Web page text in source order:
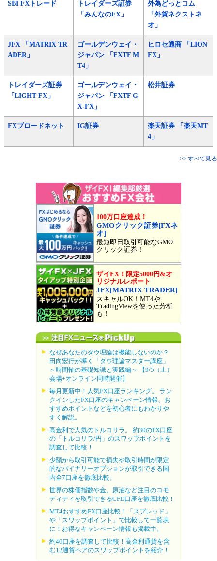
SBI FXトレード
トレイダーズ証券
「みんなのFX」
外為どっとコム
「外貨ネクストネ
オ」
JFX 「MATRIX TR
ADER」
ゴールデンウェイ・
ジャパン 「FXTF M
T4」
ヒロセ通商 「LION
FX」
トレイダーズ証券
「LIGHT FX」
ゴールデンウェイ・
ジャパン 「FXTF G
X-FX」
松井証券
FXブロードネット IG証券
楽天証券 「楽天MT
4」
>> すべて見る
100万口座達成！
GMOクリック証券[FXネ
オ]
最短即日取引可能なGMO
クリック証券！
ザイFX！限定5000円&オ
リジナルレポート
JFX[MATRIX TRADER]
スキャルOK！MT4や
TradingViewを使った分析
も！
なぜあなたのダウ理論は機能しないのか？
田向宏行が導く「ダウ理論マスター講座」
～時間軸の基礎知識と実践編～ 【9/5（土）
会場+オンライン同時開催】
毎月更新中！人気FX口座ランキング。 ラン
クインしたFX口座のキャンペーン情報、お
すすめポイントなどを初心者にもわかりや
すく解説。
高金利で人気のトルコリラ。 約30のFX口座
の「トルコリラ/円」のスワップポイントを
調査して比較！
少額から取引可能で損失や取引時間が限定
的なバイナリーオプションが取引できる国
内全7口座を徹底比較。
世界の株価指数や金、原油など注目のコモ
ディティを取引できるCFD口座を徹底比較！
MT4おすすめFX口座比較！「スプレッド」
や「スワップポイント」で比較して一覧表
に！お得なキャンペーン情報も掲載中。
約40口座を調査して比較！高金利通貨を含
む12通貨ペアのスワップポイントを紹介！